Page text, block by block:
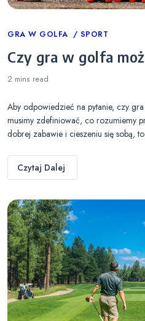
Categories
GRA W GOLFA SPORT
Czy gra w golfa
2 mins read
Aby odpowiedzieć na pytanie, czy
musimy zdefiniować, co rozumiemy
dobrej zabawie i cieszeniu się sobą,
Czytaj Dalej